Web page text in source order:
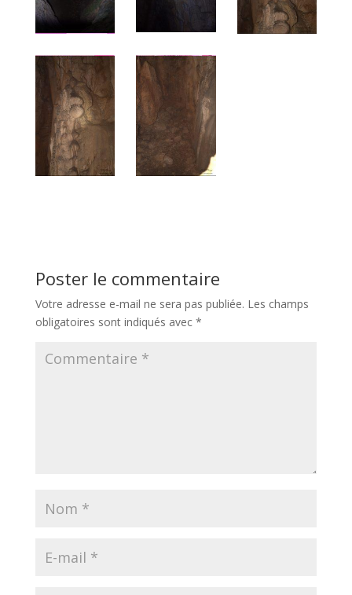
Poster le commentaire
Votre adresse e-mail ne sera pas publiée. Les champs
obligatoires sont indiqués avec *